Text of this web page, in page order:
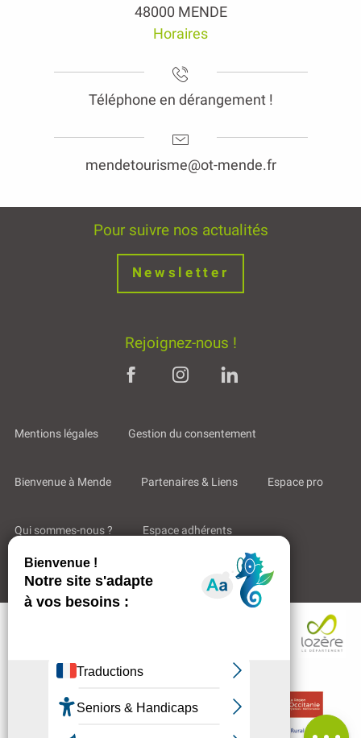
Description
par email
Avis
48000 MENDE
Horaires
Téléphone en dérangement !
mendetourisme@ot-mende.fr
Pour suivre nos actualités
Newsletter
Rejoignez-nous !
Mentions légales Gestion du consentement
Bienvenue à Mende Partenaires & Liens Espace pro
Qui sommes-nous ? Espace adhérents
Aides & Accompagnements